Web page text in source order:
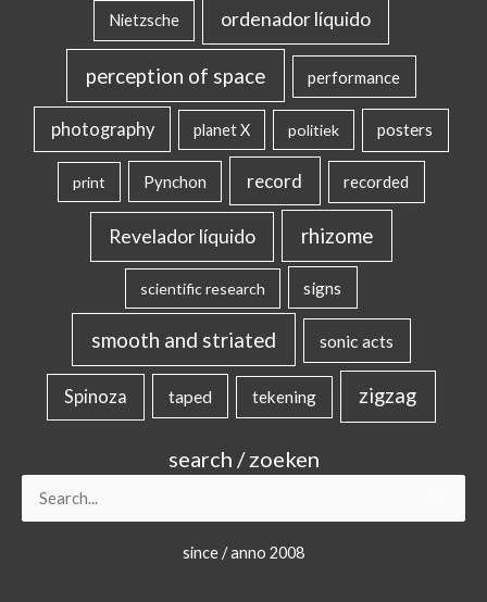
Nietzsche ordenador líquido
perception of space performance
photography planet X politiek posters
print Pynchon record recorded
Revelador líquido rhizome
scientific research signs
smooth and striated sonic acts
Spinoza taped tekening zigzag
search / zoeken
Search
for:
since / anno 2008